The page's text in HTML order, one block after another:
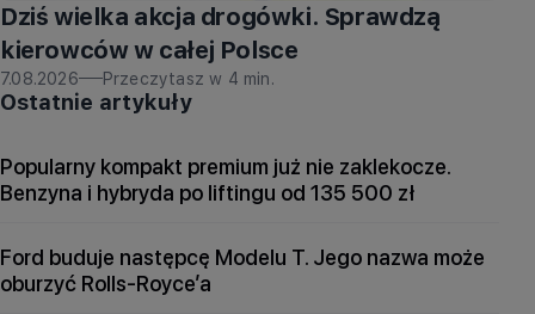
Dziś wielka akcja drogówki. Sprawdzą
kierowców w całej Polsce
7.08.2026 Przeczytasz w 4 min.
Ostatnie artykuły
Popularny kompakt premium już nie zaklekocze.
Benzyna i hybryda po liftingu od 135 500 zł
Ford buduje następcę Modelu T. Jego nazwa może
oburzyć Rolls-Royce’a